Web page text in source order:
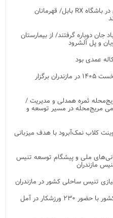
رقابت نفسگیر ۲۰ ورزشکار حرفه ای در باشگاه RX بابل/ قهرمانان
جان دوباره گرفتند/ از بیمارستان
و پل آلشرود
رویدادهای شاخص هنری در نیمه نخست ۱۴۰۵ در مازندران برگزار
ثمره همدلی و مدیریت /
مریج‌محله در مسیر توسعه و
کلاب نمک‌آبرود با هدف میزبانی
ملی و پیشگام توسعه تنیس
مازندران
رقابت‌های کشتی آزاد پیشکسوتان کشور با حضور ۲۳۰ ورزشکار در آمل